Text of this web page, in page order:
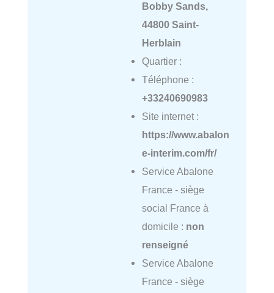
Bobby Sands,
44800 Saint-
Herblain
Quartier :
Téléphone :
+33240690983
Site internet :
https://www.abalon
e-interim.com/fr/
Service Abalone
France - siège
social France à
domicile : non
renseigné
Service Abalone
France - siège